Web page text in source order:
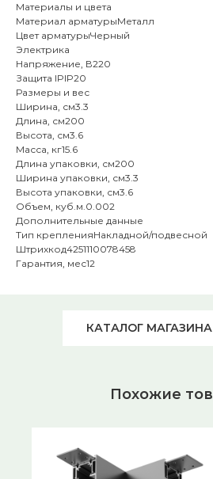
Материалы и цвета
Материал арматурыМеталл
Цвет арматурыЧерный
Электрика
Напряжение, В220
Защита IPIP20
Размеры и вес
Ширина, см3.3
Длина, см200
Высота, см3.6
Масса, кг15.6
Длина упаковки, см200
Ширина упаковки, см3.3
Высота упаковки, см3.6
Объем, куб.м.0.002
Дополнительные данные
Тип крепленияНакладной/подвесной
Штрихкод4251110078458
Гарантия, мес12
КАТАЛОГ МАГАЗИНА
Похожие